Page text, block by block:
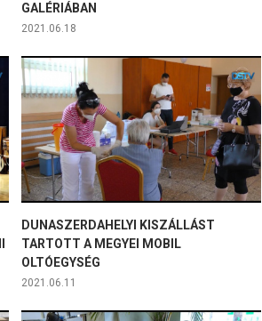
GALÉRIÁBAN
2021.06.18
DUNASZERDAHELYI KISZÁLLÁST
TARTOTT A MEGYEI MOBIL
OLTÓEGYSÉG
2021.06.11